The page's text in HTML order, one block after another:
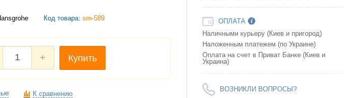
Код товара: sm-589
+ Купить
К сравнению
ОПЛАТА
Наличными курьеру (Киев и пригород)
Наложенным платежем (по Украине)
Оплата на счет в Приват Банке (Киев и
Украина)
ВОЗНИКЛИ ВОПРОСЫ?